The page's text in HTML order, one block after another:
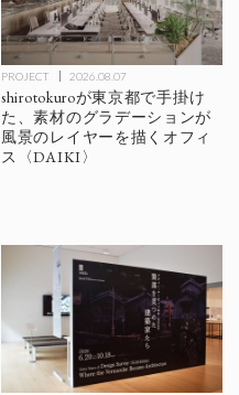
PROJECT 2026.08.07
shirotokuroが東京都で手掛け
た、素材のグラデーションが
風景のレイヤーを描くオフィ
ス〈DAIKI〉